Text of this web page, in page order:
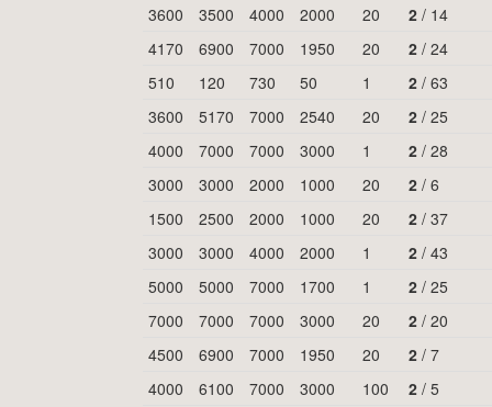
3600
3500 4000 2000 20 2 / 14
4170
6900 7000 1950 20 2 / 24
510
120 730 50 1 2 / 63
3600
5170 7000 2540 20 2 / 25
4000
7000 7000 3000 1 2 / 28
3000
3000 2000 1000 20 2 / 6
1500
2500 2000 1000 20 2 / 37
3000
3000 4000 2000 1 2 / 43
5000
5000 7000 1700 1 2 / 25
7000
7000 7000 3000 20 2 / 20
4500
6900 7000 1950 20 2 / 7
4000
6100 7000 3000 100 2 / 5